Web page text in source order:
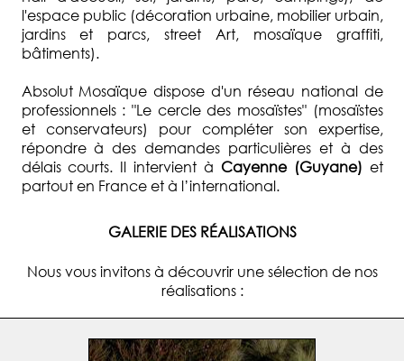
l'espace public (décoration urbaine, mobilier urbain,
jardins et parcs, street Art, mosaïque graffiti,
bâtiments).
Absolut Mosaïque dispose d'un réseau national de
professionnels : "Le cercle des mosaïstes" (mosaïstes
et conservateurs) pour compléter son expertise,
répondre à des demandes particulières et à des
délais courts. Il intervient à Cayenne (Guyane) et
partout en France et à l’international.
GALERIE DES RÉALISATIONS
Nous vous invitons à découvrir une sélection de nos
réalisations :